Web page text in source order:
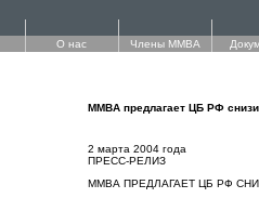
О нас Члены ММВА
ММВА предлагает ЦБ РФ
2 марта 2004 года
ПРЕСС-РЕЛИЗ
ММВА ПРЕДЛАГАЕТ ЦБ РФ